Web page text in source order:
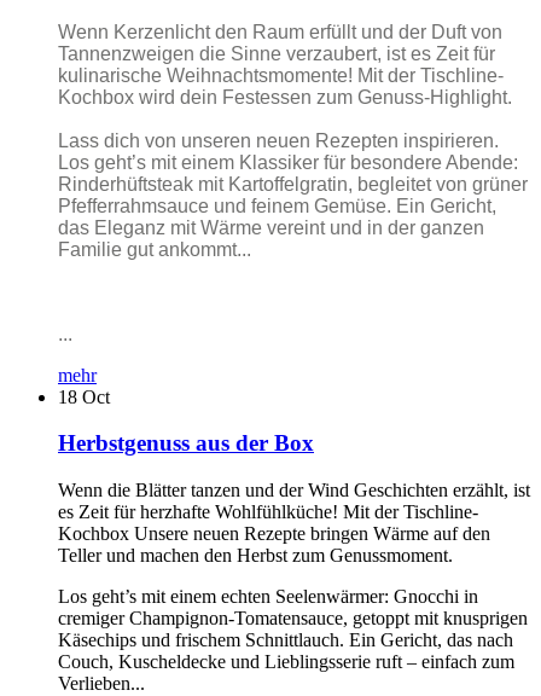
Wenn Kerzenlicht den Raum erfüllt und der Duft von
Tannenzweigen die Sinne verzaubert, ist es Zeit für
kulinarische Weihnachtsmomente! Mit der Tischline-
Kochbox wird dein Festessen zum Genuss-Highlight.
Lass dich von unseren neuen Rezepten inspirieren.
Los geht’s mit einem Klassiker für besondere Abende:
Rinderhüftsteak mit Kartoffelgratin, begleitet von grüner
Pfefferrahmsauce und feinem Gemüse. Ein Gericht,
das Eleganz mit Wärme vereint und in der ganzen
Familie gut ankommt...
...
mehr
18 Oct
Herbstgenuss aus der Box
Wenn die Blätter tanzen und der Wind Geschichten erzählt, ist
es Zeit für herzhafte Wohlfühlküche! Mit der Tischline-
Kochbox Unsere neuen Rezepte bringen Wärme auf den
Teller und machen den Herbst zum Genussmoment.
Los geht’s mit einem echten Seelenwärmer: Gnocchi in
cremiger Champignon-Tomatensauce, getoppt mit knusprigen
Käsechips und frischem Schnittlauch. Ein Gericht, das nach
Couch, Kuscheldecke und Lieblingsserie ruft – einfach zum
Verlieben...